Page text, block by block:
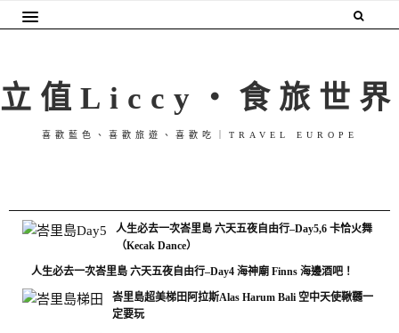
立值Liccy・食旅世界
喜歡藍色、喜歡旅遊、喜歡吃｜TRAVEL EUROPE
人生必去一次峇里島 六天五夜自由行–Day5,6 卡恰火舞
（Kecak Dance）
人生必去一次峇里島 六天五夜自由行–Day4 海神廟 Finns 海邊酒吧！
峇里島超美梯田阿拉斯Alas Harum Bali 空中天使鞦韆一
定要玩